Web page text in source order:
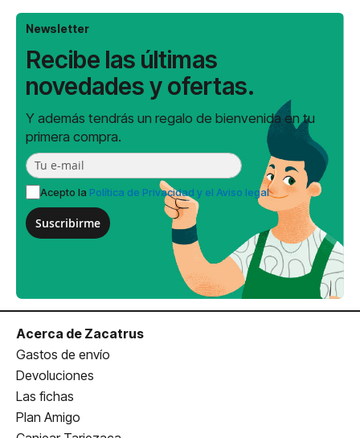
Newsletter
Recibe las últimas
novedades y ofertas.
Y además tendrás un regalo de bienvenida en tu
primera compra.
Acepto la Política de Privacidad y el Aviso legal
Suscribirme
Acerca de Zacatrus
Gastos de envío
Devoluciones
Las fichas
Plan Amigo